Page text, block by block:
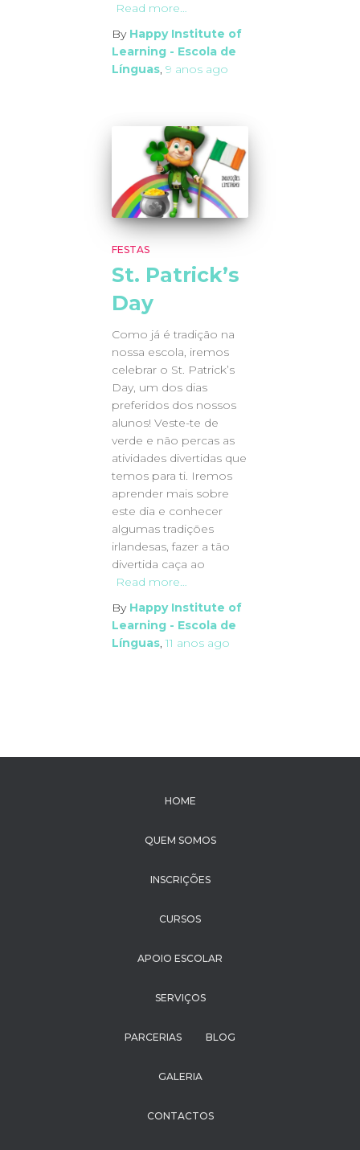
Read more…
By Happy Institute of
Learning - Escola de
Línguas, 9 anos ago
FESTAS
St. Patrick’s
Day
Como já é tradição na
nossa escola, iremos
celebrar o St. Patrick’s
Day, um dos dias
preferidos dos nossos
alunos! Veste-te de
verde e não percas as
atividades divertidas que
temos para ti. Iremos
aprender mais sobre
este dia e conhecer
algumas tradições
irlandesas, fazer a tão
divertida caça ao
Read more…
By Happy Institute of
Learning - Escola de
Línguas,11 anos ago
HOME
QUEM SOMOS
INSCRIÇÕES
CURSOS
APOIO ESCOLAR
SERVIÇOS
PARCERIAS BLOG
GALERIA
CONTACTOS